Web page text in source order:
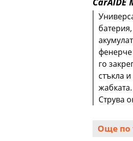
го
стъкла
жабката.
Струва
Още по